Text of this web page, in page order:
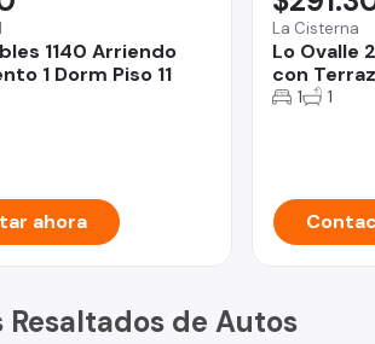
1140 Arriendo
1 Dorm Piso 11
ahora
La Cisterna
Lo Ovalle
con
1 1
Resaltados de Autos